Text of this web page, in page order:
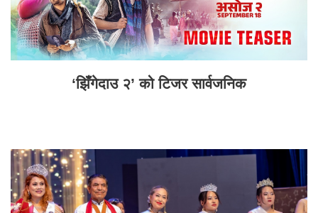
‘झिँगेदाउ २’ को टिजर सार्वजनिक